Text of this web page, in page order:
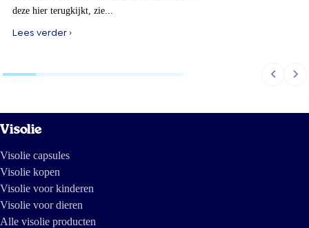
deze hier terugkijkt, zie...
Lees verder ›
Visolie
Visolie capsules
Visolie kopen
Visolie voor kinderen
Visolie voor dieren
Alle visolie producten